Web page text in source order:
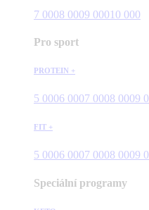
7 0008 0009 00010 000
Pro sport
PROTEIN +
5 0006 0007 0008 0009
FIT +
5 0006 0007 0008 0009
Speciální programy